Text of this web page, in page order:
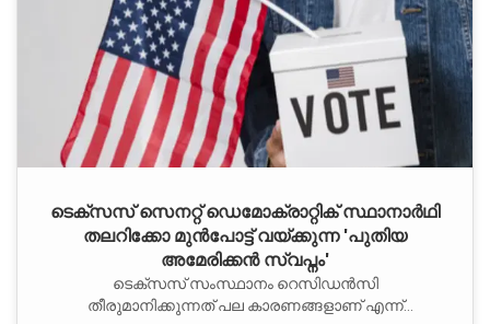
ടെക്സസ് സെനറ്റ് ഡെമോക്രാറ്റിക് സ്ഥാനാർഥി
തലറിക്കോ മുൻപോട്ട് വയ്ക്കുന്ന 'പുതിയ
അമേരിക്കൻ സ്വപ്നം'
ടെക്സസ് സംസ്ഥാനം റെസിഡൻസി
തീരുമാനിക്കുന്നത് പല കാരണങ്ങളാണ് എന്ന്